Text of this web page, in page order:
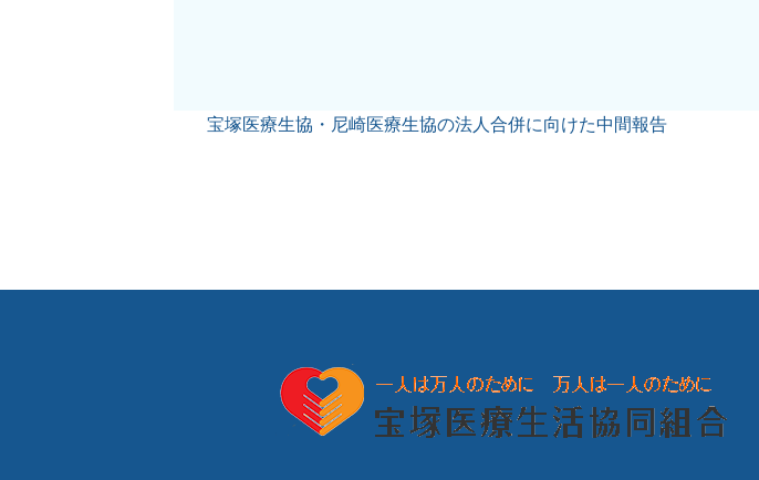
宝塚医療生協・尼崎医療生協の法人合併に向けた中間報告